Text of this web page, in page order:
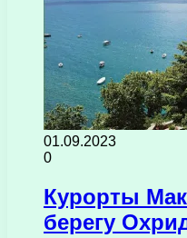
01.09.2023
0
Курорты
берегу